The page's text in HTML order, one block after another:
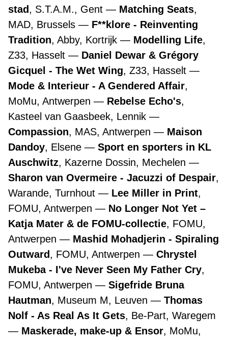
stad, S.T.A.M., Gent Matching Seats,
MAD, Brussels
F**klore - Reinventing
Tradition, Abby, Kortrijk Modelling Life,
Z33, Hasselt
Daniel Dewar & Grégory
Gicquel - The Wet Wing, Z33, Hasselt
Mode & Interieur - A Gendered Affair,
MoMu, Antwerpen
Rebelse Echo's,
Kasteel van Gaasbeek, Lennik
Compassion, MAS, Antwerpen
Maison
Dandoy, Elsene
Sport en sporters in KL
Auschwitz, Kazerne Dossin, Mechelen
Sharon van Overmeire - Jacuzzi of Despair,
Warande, Turnhout
Lee Miller in Print,
FOMU, Antwerpen
No Longer Not Yet –
Katja Mater & de FOMU-collectie, FOMU,
Antwerpen
Mashid Mohadjerin - Spiraling
Outward, FOMU, Antwerpen
Chrystel
Mukeba - I've Never Seen My Father Cry,
FOMU, Antwerpen
Sigefride Bruna
Hautman, Museum M, Leuven
Thomas
Nolf - As Real As It Gets, Be-Part, Waregem
Maskerade, make-up & Ensor, MoMu,